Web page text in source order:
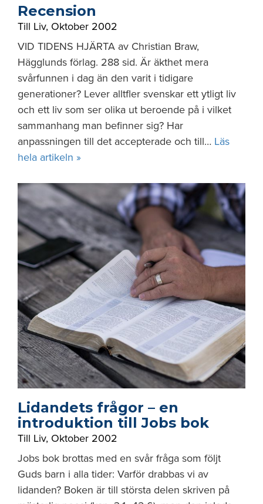
Recension
Till Liv, Oktober 2002
VID TIDENS HJÄRTA av Christian Braw,
Hägglunds förlag. 288 sid. Är äkthet mera
svårfunnen i dag än den varit i tidigare
generationer? Lever alltfler svenskar ett ytligt liv
och ett liv som ser olika ut beroende på i vilket
sammanhang man befinner sig? Har
anpassningen till det accepterade och till… Läs
hela artikeln »
Lidandets frågor – en
introduktion till Jobs bok
Till Liv, Oktober 2002
Jobs bok brottas med en svår fråga som följt
Guds barn i alla tider: Varför drabbas vi av
lidanden? Boken är till största delen skriven på